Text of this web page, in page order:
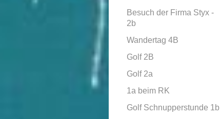
Besuch der Firma Styx -
2b
Wandertag 4B
Golf 2B
Golf 2a
1a beim RK
Golf Schnupperstunde 1b